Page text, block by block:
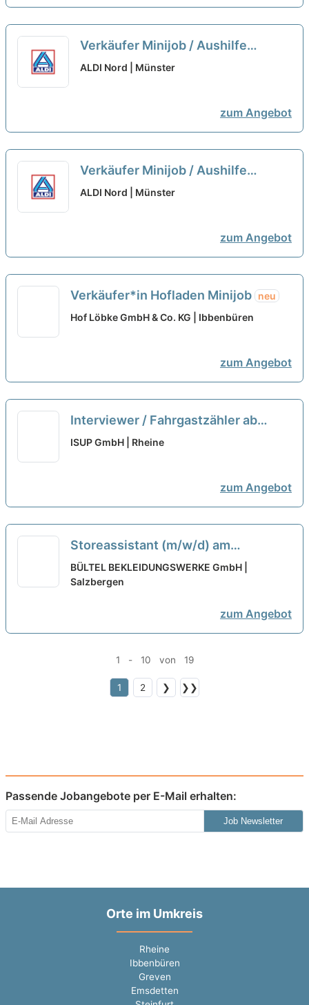
Verkäufer Minijob / Aushilfe
(m/w/d) neu
ALDI Nord | Münster
zum Angebot
Verkäufer Minijob / Aushilfe
(m/w/d) neu
ALDI Nord | Münster
zum Angebot
Verkäufer*in Hofladen Minijob neu
Hof Löbke GmbH & Co. KG | Ibbenbüren
zum Angebot
Interviewer / Fahrgastzähler ab
Rheine (m/w/d) - Minijob
ISUP GmbH | Rheine
zum Angebot
Storeassistant (m/w/d) am
Timmendorfer Strand - Auf Minijob-
Basis neu
BÜLTEL BEKLEIDUNGSWERKE GmbH |
Salzbergen
zum Angebot
1 - 10 von 19
1 2 ❯ ❯❯
Passende Jobangebote per E-Mail erhalten:
Job Newsletter
Orte im Umkreis
Rheine
Ibbenbüren
Greven
Emsdetten